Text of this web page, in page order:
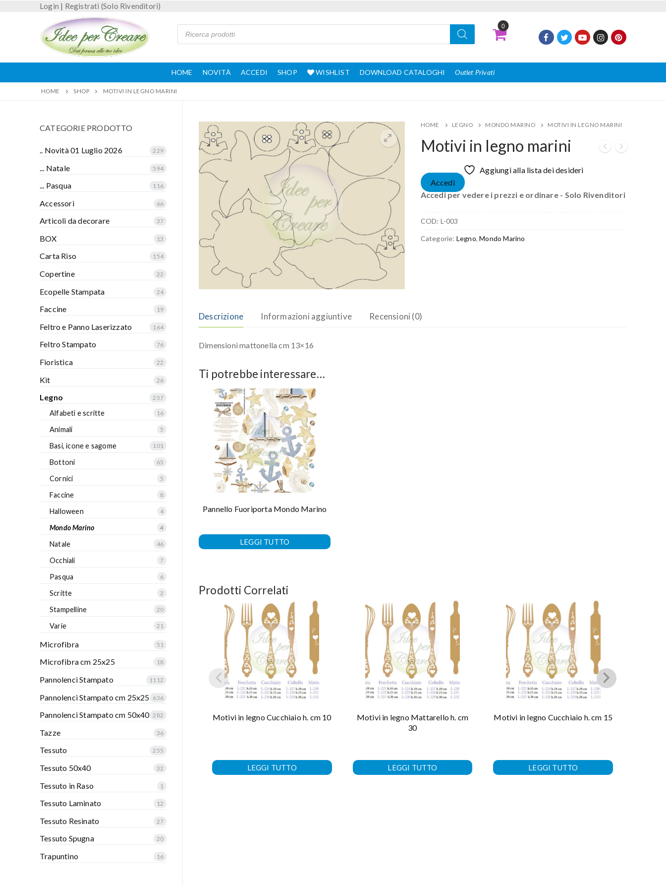
0
Login | Registrati (Solo Rivenditori)
HOME NOVITÀ ACCEDI SHOP WISHLIST DOWNLOAD CATALOGHI Outlet Privati
HOME SHOP MOTIVI IN LEGNO MARINI
HOME LEGNO MONDO MARINO MOTIVI IN LEGNO MARINI
Motivi in legno marini
Aggiungi alla lista dei desideri
Accedi
Accedi per vedere i prezzi e ordinare - Solo Rivenditori
COD: L-003
Categorie: Legno,Mondo Marino
Descrizione Informazioni aggiuntive Recensioni (0)
Dimensioni mattonella cm 13×16
Ti potrebbe interessare…
Pannello Fuoriporta Mondo Marino
LEGGI TUTTO
Prodotti Correlati
Motivi in legno Cucchiaio h. cm 10
LEGGI TUTTO
Motivi in legno Mattarello h. cm
30
LEGGI TUTTO
Motivi in legno Cucchiaio h. cm 15
LEGGI TUTTO
CATEGORIE PRODOTTO
.. Novità 01 Luglio 2026 229
... Natale 594
... Pasqua 116
Accessori 66
Articoli da decorare 37
BOX 13
Carta Riso 154
Copertine 22
Ecopelle Stampata 24
Faccine 19
Feltro e Panno Laserizzato 164
Feltro Stampato 76
Fioristica 22
Kit 26
Legno 257
Alfabeti e scritte 16
Animali 5
Basi, icone e sagome 101
Bottoni 65
Cornici 5
Faccine 8
Halloween 4
Mondo Marino 4
Natale 46
Occhiali 7
Pasqua 6
Scritte 2
Stampelline 20
Varie 21
Microfibra 51
Microfibra cm 25x25 18
Pannolenci Stampato 1112
Pannolenci Stampato cm 25x25 636
Pannolenci Stampato cm 50x40 282
Tazze 36
Tessuto 255
Tessuto 50x40 32
Tessuto in Raso 1
Tessuto Laminato 12
Tessuto Resinato 27
Tessuto Spugna 20
Trapuntino 16